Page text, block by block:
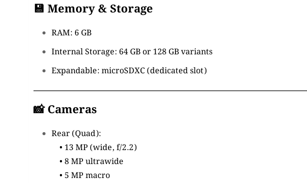
💾 Memory & Storage
RAM: 6 GB
Internal Storage: 64 GB or 128 GB variants
Expandable: microSDXC (dedicated slot)
📸 Cameras
Rear (Quad):
• 13 MP (wide, f/2.2)
• 8 MP ultrawide
• 5 MP macro